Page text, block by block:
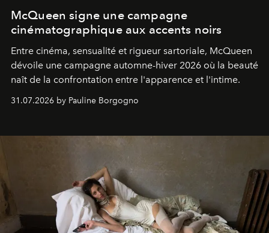
McQueen signe une campagne
cinématographique aux accents noirs
Entre cinéma, sensualité et rigueur sartoriale, McQueen
dévoile une campagne automne-hiver 2026 où la beauté
naît de la confrontation entre l'apparence et l'intime.
31.07.2026 by Pauline Borgogno